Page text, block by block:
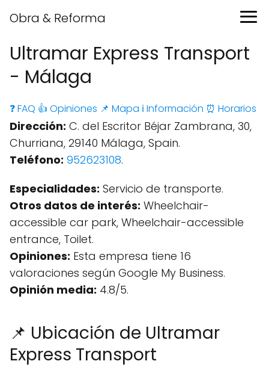
Obra & Reforma
Ultramar Express Transport
- Málaga
❓ FAQ 👍 Opiniones 📌 Mapa ℹ️ Información ⏰ Horarios
Dirección: C. del Escritor Béjar Zambrana, 30,
Churriana, 29140 Málaga, Spain.
Teléfono: 952623108.
Especialidades: Servicio de transporte.
Otros datos de interés: Wheelchair-
accessible car park, Wheelchair-accessible
entrance, Toilet.
Opiniones: Esta empresa tiene 16
valoraciones según Google My Business.
Opinión media: 4.8/5.
📌 Ubicación de Ultramar
Express Transport